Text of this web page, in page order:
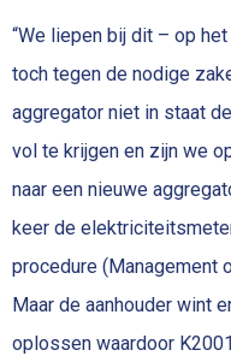
“We liepen bij dit – op
toch tegen de nodige
aggregator niet in staat
vol te krijgen en zijn we
naar een nieuwe
keer de
procedure (Management
Maar de aanhouder wint
oplossen waardoor